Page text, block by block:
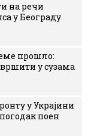
на речи
у Београду
прошло:
у сузама
у Украјини
поен